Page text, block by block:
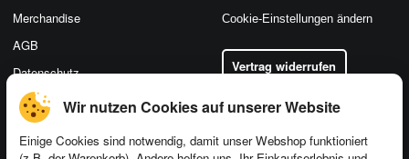
Wir nutzen Cookies auf unserer Website
Einige Cookies sind notwendig, damit unser Webshop funktioniert
Merchandise
AGB
Datenschutz
Cookie-Einstellungen ändern
Vertrag widerrufen